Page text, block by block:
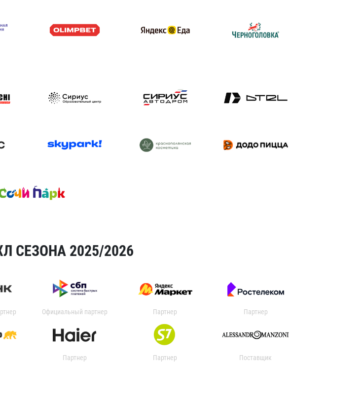
СЕЗОНА 2025/2026
Официальный партнер Партнер Партнер
Партнер Партнер Поставщик